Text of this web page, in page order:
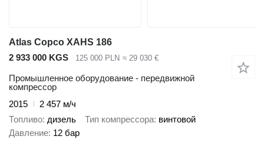
Atlas Copco XAHS 186
2 933 000 KGS
125 000 PLN ≈ 29 030 €
Промышленное оборудование - передвижной
компрессор
2015
2 457 м/ч
Топливо дизель Тип компрессора винтовой
Давление 12 бар